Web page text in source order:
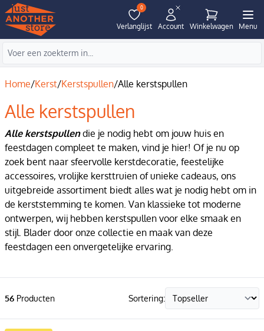
0
Verlanglijst Account Winkelwagen Menu
Home/Kerst/Kerstspullen/Alle kerstspullen
Alle kerstspullen
Alle kerstspullendie je nodig hebt om jouw huis en
feestdagen compleet te maken, vind je hier! Of je nu op
zoek bent naar sfeervolle kerstdecoratie, feestelijke
accessoires, vrolijke kersttruien of unieke cadeaus, ons
uitgebreide assortiment biedt alles wat je nodig hebt om in
de kerststemming te komen. Van klassieke tot moderne
ontwerpen, wij hebben kerstspullen voor elke smaak en
stijl. Blader door onze collectie en maak van deze
feestdagen een onvergetelijke ervaring.
56 Producten Sortering: